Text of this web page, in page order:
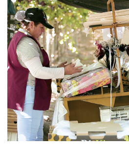
la
calidad
y
condición
de
la
uva